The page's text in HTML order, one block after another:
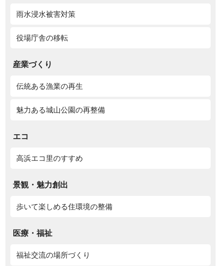
雨水浸水被害対策
役場庁舎の移転
産業づくり
伝統ある漁業の再生
魅力ある城山公園の再整備
エコ
高浜エコ里のすすめ
景観・魅力創出
歩いて楽しめる住環境の整備
医療・福祉
福祉交流の場所づくり